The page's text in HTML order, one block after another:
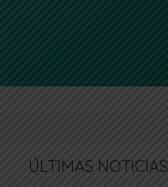
ÚLTIMAS NOTICIAS